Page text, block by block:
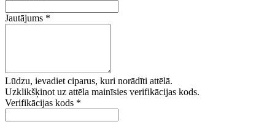
Jautājums *
Lūdzu, ievadiet ciparus, kuri norādīti attēlā.
Uzklikšķinot uz attēla mainīsies verifikācijas kods.
Verifikācijas kods *